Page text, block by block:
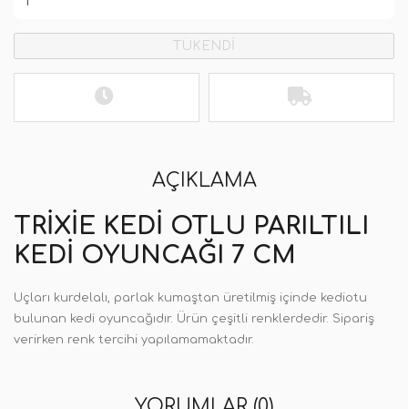
TÜKENDİ
AÇIKLAMA
TRIXIE KEDI OTLU PARILTILI
KEDI OYUNCAĞI 7 CM
Uçları kurdelalı, parlak kumaştan üretilmiş içinde kediotu
bulunan kedi oyuncağıdır. Ürün çeşitli renklerdedir. Sipariş
verirken renk tercihi yapılamamaktadır.